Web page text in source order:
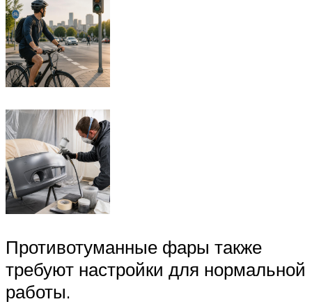
Противотуманные фары также
требуют настройки для нормальной
работы.